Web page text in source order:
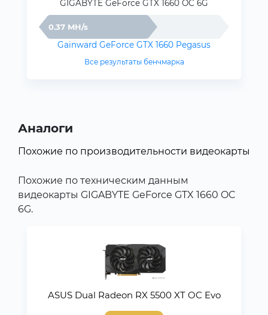
GIGABYTE GeForce GTX 1660 OC 6G
0.37 MH/s
Gainward GeForce GTX 1660 Pegasus
Все результаты бенчмарка
Аналоги
Похожие по производительности видеокарты
Похожие по техническим данным
видеокарты GIGABYTE GeForce GTX 1660 OC
6G.
ASUS Dual Radeon RX 5500 XT OC Evo